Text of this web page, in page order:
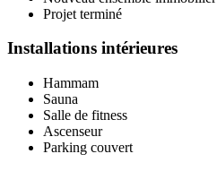
Projet terminé
Installations intérieures
Hammam
Sauna
Salle de fitness
Ascenseur
Parking couvert